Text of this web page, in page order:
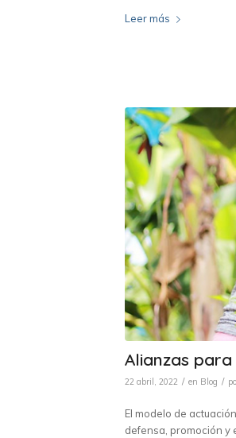
Leer más
Alianzas
22 abril, 2022 / en Blog /
El modelo de
defensa, promoción y